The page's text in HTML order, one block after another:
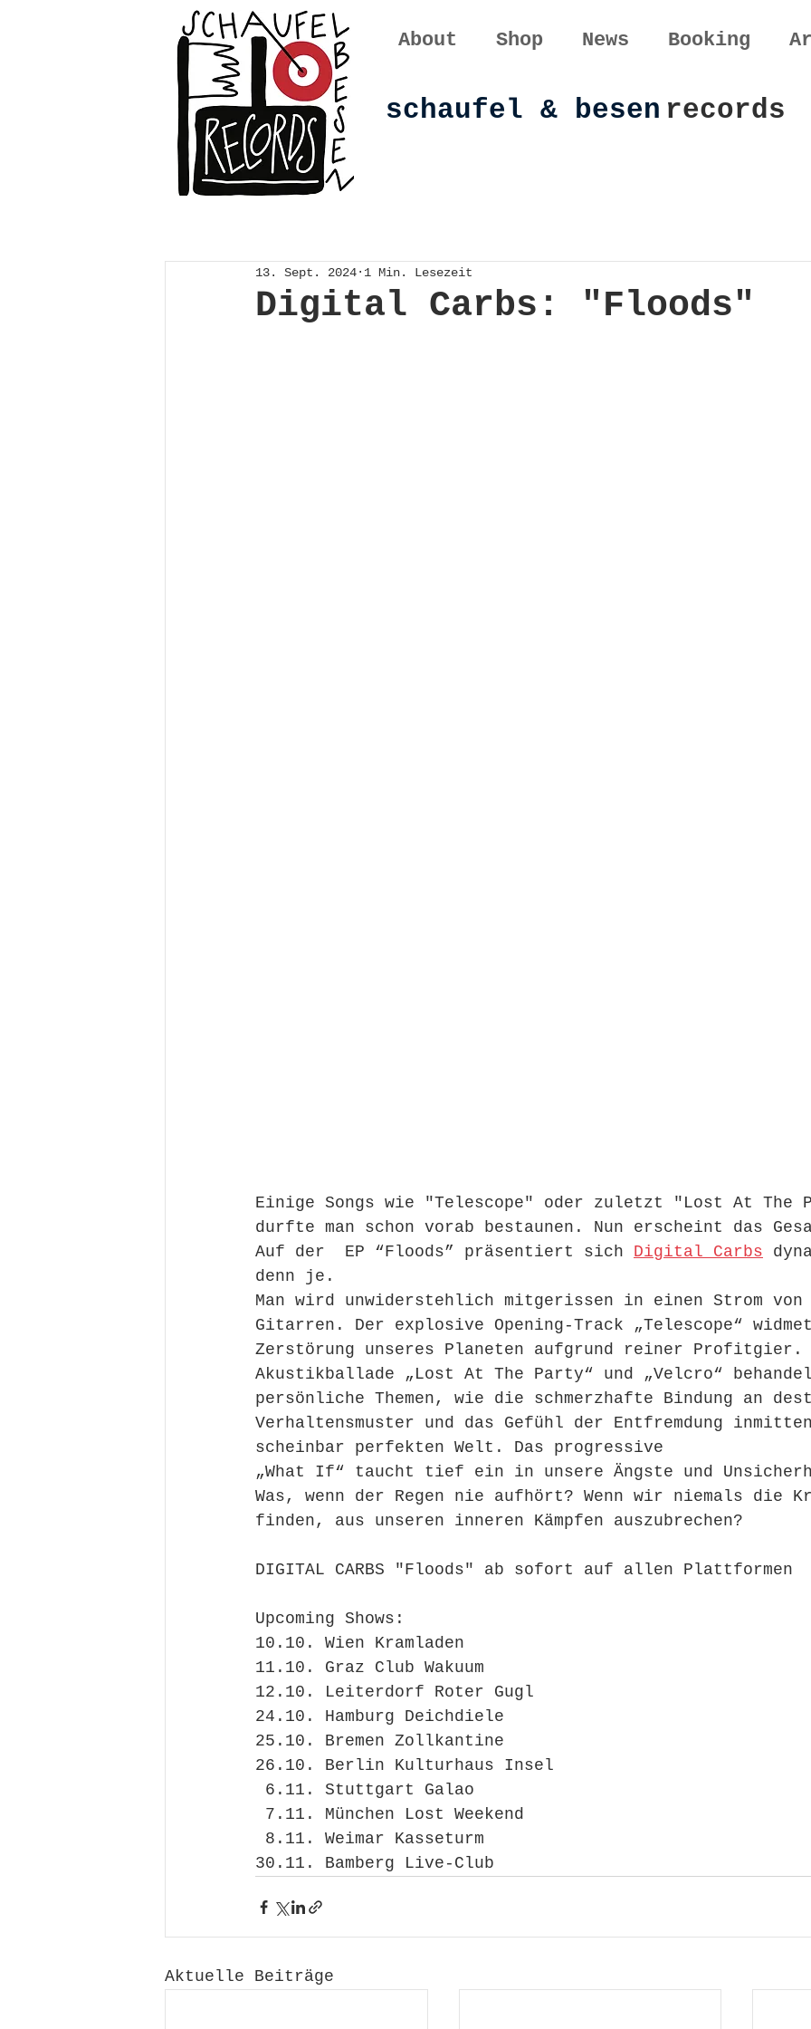
About Shop News Booking
records
schaufel & besen
Digital Carbs: "Floods"
13. Sept. 2024 1 Min. Lesezeit
Einige Songs wie "Telescope" oder zuletzt "Lost At The
durfte man schon vorab bestaunen. Nun erscheint das
Auf der  EP “Floods” präsentiert sich Digital Carbs
denn je.
Man wird unwiderstehlich mitgerissen in einen Strom von
Gitarren. Der explosive Opening-Track „Telescope“
Zerstörung unseres Planeten aufgrund reiner Profitgier.
Akustikballade „Lost At The Party“ und „Velcro“
persönliche Themen, wie die schmerzhafte Bindung an
Verhaltensmuster und das Gefühl der Entfremdung
scheinbar perfekten Welt. Das progressive
„What If“ taucht tief ein in unsere Ängste und
Was, wenn der Regen nie aufhört? Wenn wir niemals die
finden, aus unseren inneren Kämpfen auszubrechen?
DIGITAL CARBS "Floods" ab sofort auf allen Plattformen
Upcoming Shows:
10.10. Wien Kramladen
11.10. Graz Club Wakuum
12.10. Leiterdorf Roter Gugl
24.10. Hamburg Deichdiele
25.10. Bremen Zollkantine
26.10. Berlin Kulturhaus Insel
6.11. Stuttgart Galao
7.11. München Lost Weekend
8.11. Weimar Kasseturm
30.11. Bamberg Live-Club
Aktuelle Beiträge